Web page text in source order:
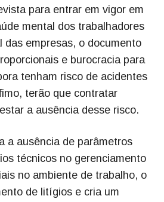
para entrar em vigor em
mental dos trabalhadores
das empresas, o documento
e burocracia para
tenham risco de acidentes
terão que contratar
a ausência desse risco.
a ausência de parâmetros
técnicos no gerenciamento
no ambiente de trabalho, o
de litígios e cria um